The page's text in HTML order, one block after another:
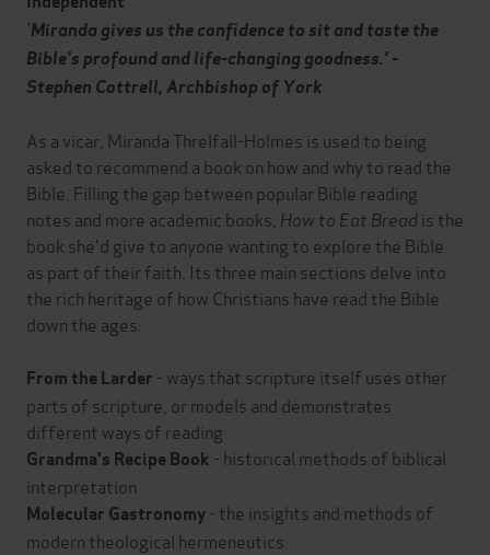
'Miranda gives us the confidence to sit and taste the
Bible's profound and life-changing goodness.' -
Stephen Cottrell, Archbishop of York
As a vicar, Miranda Threlfall-Holmes is used to being
asked to recommend a book on how and why to read the
Bible. Filling the gap between popular Bible reading
notes and more academic books, How to Eat Breadis the
book she'd give to anyone wanting to explore the Bible
as part of their faith. Its three main sections delve into
the rich heritage of how Christians have read the Bible
down the ages:
From the Larder - ways that scripture itself uses other
parts of scripture, or models and demonstrates
different ways of reading
Grandma's Recipe Book - historical methods of biblical
interpretation
Molecular Gastronomy- the insights and methods of
modern theological hermeneutics